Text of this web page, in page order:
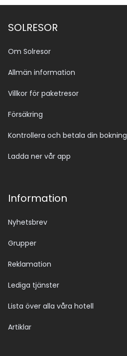
SOLRESOR
Om Solresor
Allmän information
Villkor för paketresor
Försäkring
Kontrollera och betala din bokning
Ladda ner vår app
Information
Nyhetsbrev
Grupper
Reklamation
Lediga tjänster
Lista över alla våra hotell
Artiklar